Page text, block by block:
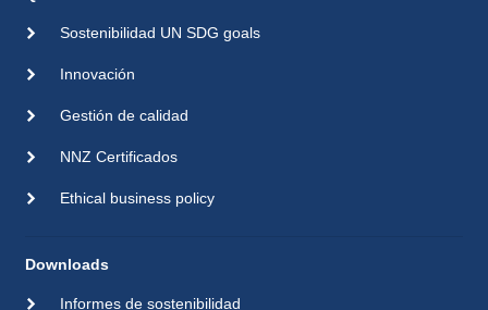
Sostenibilidad UN SDG goals
Innovación
Gestión de calidad
NNZ Certificados
Ethical business policy
Downloads
Informes de sostenibilidad